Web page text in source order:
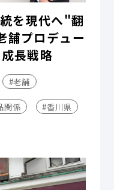
を現代へ"翻
舗プロデュー
長戦略
#老舗
関係 #香川県